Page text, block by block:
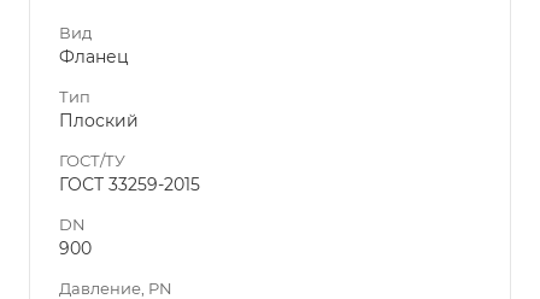
Вид
Фланец
Тип
Плоский
ГОСТ/ТУ
ГОСТ 33259-2015
DN
900
Давление, PN